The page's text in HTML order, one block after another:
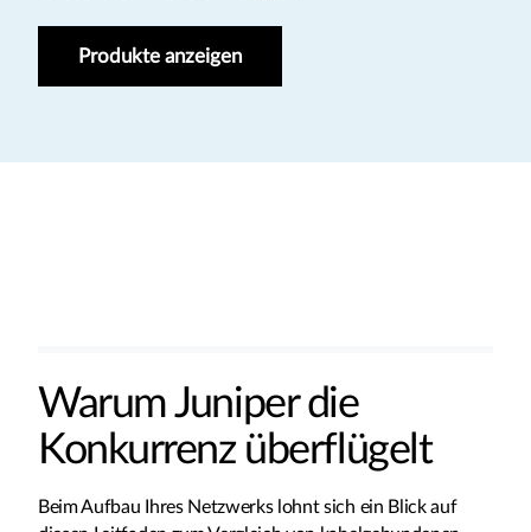
Produkte anzeigen
Warum Juniper die
Konkurrenz überflügelt
Beim Aufbau Ihres Netzwerks lohnt sich ein Blick auf